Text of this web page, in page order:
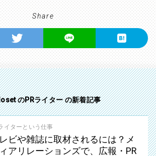
Share
のPRライター の新着記事
イターという仕事
ビや雑誌に取材されるには？メ
アリレーションズで、広報・PR